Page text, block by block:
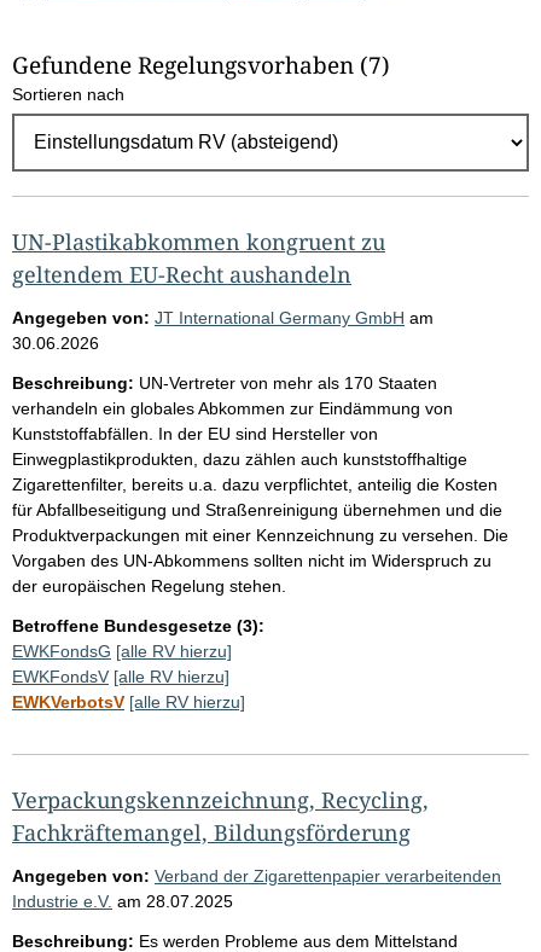
l
E
g
e
b
n
i
s
s
e
p
r
o
S
e
t
e
Gefundene Regelungsvorhaben (7)
Sortieren nach
UN-Plastikabkommen kongruent zu
geltendem EU-Recht aushandeln
Angegeben von: JT International Germany GmbH am
30.06.2026
Beschreibung: UN-Vertreter von mehr als 170 Staaten
verhandeln ein globales Abkommen zur Eindämmung von
Kunststoffabfällen. In der EU sind Hersteller von
Einwegplastikprodukten, dazu zählen auch kunststoffhaltige
Zigarettenfilter, bereits u.a. dazu verpflichtet, anteilig die Kosten
für Abfallbeseitigung und Straßenreinigung übernehmen und die
Produktverpackungen mit einer Kennzeichnung zu versehen. Die
Vorgaben des UN-Abkommens sollten nicht im Widerspruch zu
der europäischen Regelung stehen.
Betroffene Bundesgesetze (3):
EWKFondsG [alle RV hierzu]
EWKFondsV [alle RV hierzu]
EWKVerbotsV [alle RV hierzu]
Verpackungskennzeichnung, Recycling,
Fachkräftemangel, Bildungsförderung
Angegeben von: Verband der Zigarettenpapier verarbeitenden
Industrie e.V. am 28.07.2025
Beschreibung: Es werden Probleme aus dem Mittelstand